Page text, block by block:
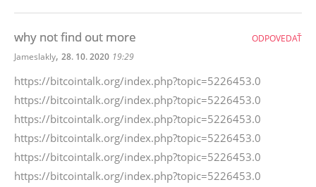
why not find out more
Jameslakly, 28. 10. 2020 19:29
https://bitcointalk.org/index.php?topic=5226453.0
https://bitcointalk.org/index.php?topic=5226453.0
https://bitcointalk.org/index.php?topic=5226453.0
https://bitcointalk.org/index.php?topic=5226453.0
https://bitcointalk.org/index.php?topic=5226453.0
https://bitcointalk.org/index.php?topic=5226453.0
ODPOVEDAŤ